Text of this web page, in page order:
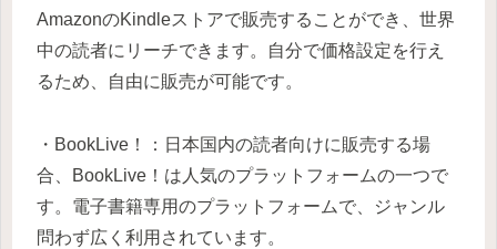
AmazonのKindleストアで販売することができ、世界
中の読者にリーチできます。自分で価格設定を行え
るため、自由に販売が可能です。
・BookLive！：日本国内の読者向けに販売する場
合、BookLive！は人気のプラットフォームの一つで
す。電子書籍専用のプラットフォームで、ジャンル
問わず広く利用されています。